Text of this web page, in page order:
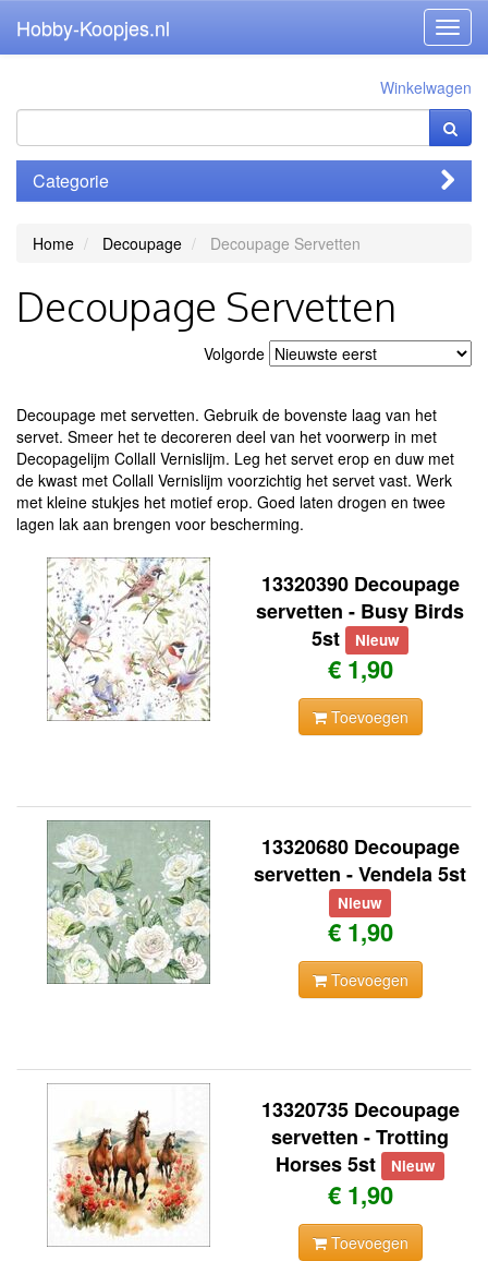
Hobby-Koopjes.nl
Winkelwagen
Categorie
Home Decoupage Decoupage Servetten
Decoupage Servetten
Volgorde
Decoupage met servetten. Gebruik de bovenste laag van het
servet. Smeer het te decoreren deel van het voorwerp in met
Decopagelijm Collall Vernislijm. Leg het servet erop en duw met
de kwast met Collall Vernislijm voorzichtig het servet vast. Werk
met kleine stukjes het motief erop. Goed laten drogen en twee
lagen lak aan brengen voor bescherming.
13320390 Decoupage
servetten - Busy Birds
5st Nieuw
€ 1,90
Toevoegen
13320680 Decoupage
servetten - Vendela 5st
Nieuw
€ 1,90
Toevoegen
13320735 Decoupage
servetten - Trotting
Horses 5st Nieuw
€ 1,90
Toevoegen